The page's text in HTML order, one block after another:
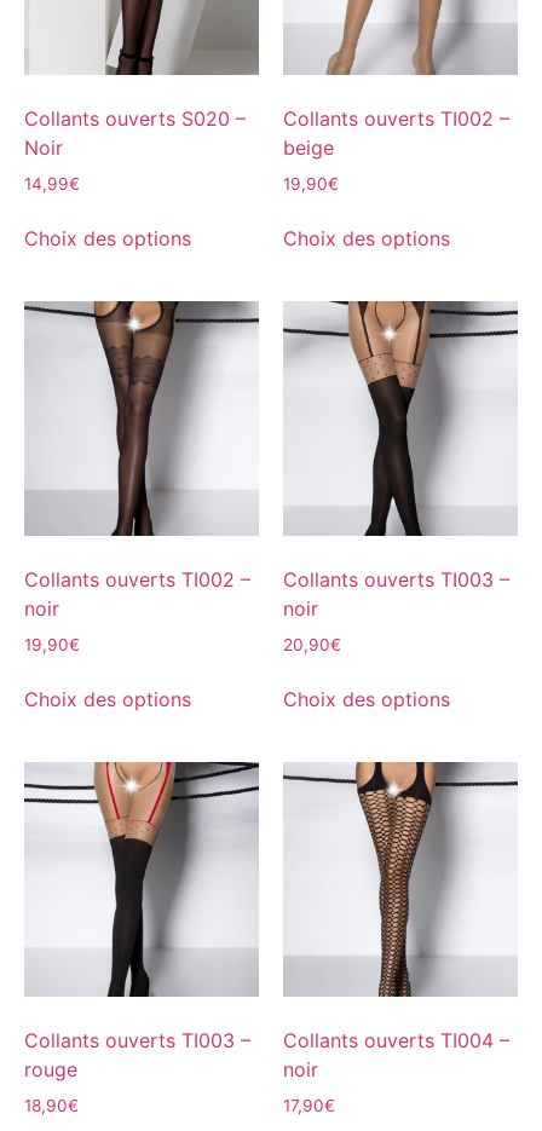
Collants ouverts S020 –
Noir
14,99€
Choix des options
Collants ouverts TI002 –
beige
19,90€
Choix des options
Collants ouverts TI002 –
noir
19,90€
Choix des options
Collants ouverts TI003 –
noir
20,90€
Choix des options
Collants ouverts TI003 –
rouge
18,90€
Collants ouverts TI004 –
noir
17,90€